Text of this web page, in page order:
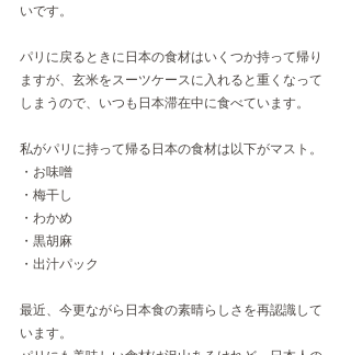
いです。
パリに戻るときに日本の食材はいくつか持って帰り
ますが、玄米をスーツケースに入れると重くなって
しまうので、いつも日本滞在中に食べています。
私がパリに持って帰る日本の食材は以下がマスト。
・お味噌
・梅干し
・わかめ
・黒胡麻
・出汁パック
最近、今更ながら日本食の素晴らしさを再認識して
います。